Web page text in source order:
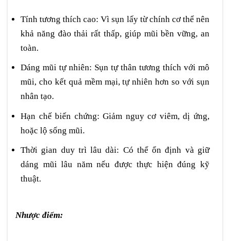
Tính tương thích cao: Vì sụn lấy từ chính cơ thể nên
khả năng đào thải rất thấp, giúp mũi bền vững, an
toàn.
Dáng mũi tự nhiên: Sụn tự thân tương thích với mô
mũi, cho kết quả mềm mại, tự nhiên hơn so với sụn
nhân tạo.
Hạn chế biến chứng: Giảm nguy cơ viêm, dị ứng,
hoặc lộ sống mũi.
Thời gian duy trì lâu dài: Có thể ổn định và giữ
dáng mũi lâu năm nếu được thực hiện đúng kỹ
thuật.
Nhược điểm: